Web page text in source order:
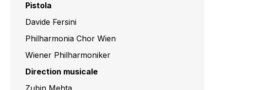
Pistola
Davide Fersini
Philharmonia Chor Wien
Wiener Philharmoniker
Direction musicale